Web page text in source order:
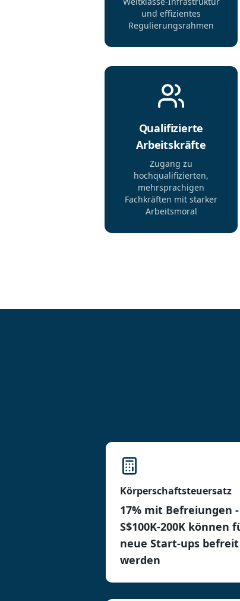
und effizientes
Regulierungsrahmen
Qualifizierte
Arbeitskräfte
Zugang zu
hochqualifizierten,
mehrsprachigen
Fachkräften mit starker
Arbeitsmoral
Körperschaftsteuersatz
17% mit Befreiungen
S$100K-200K können
neue Start-ups befreit
werden